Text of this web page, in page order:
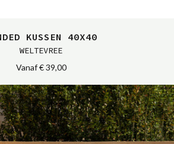
KUSSEN 40X40
WELTEVREE
Vanaf€ 39,00